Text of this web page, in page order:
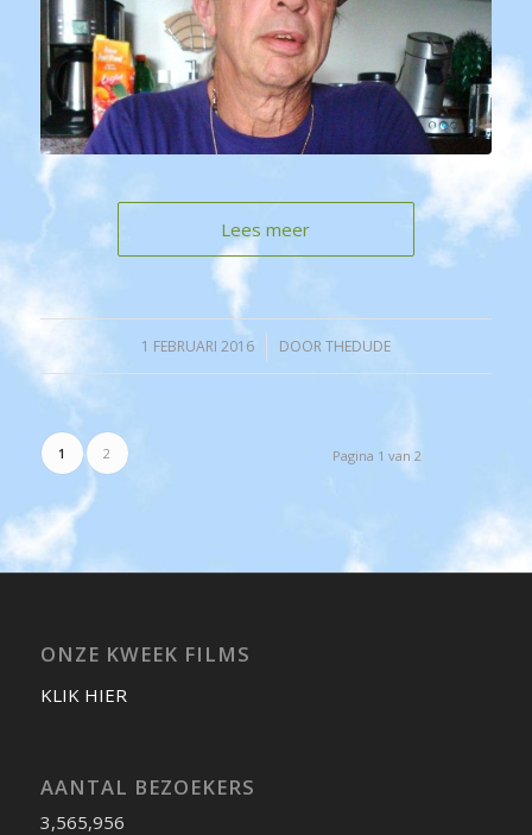
Lees meer
1 FEBRUARI 2016
/ DOORTHEDUDE
Pagina 1 van 2
1 2
ONZE KWEEK FILMS
KLIK HIER
AANTAL BEZOEKERS
3,565,956